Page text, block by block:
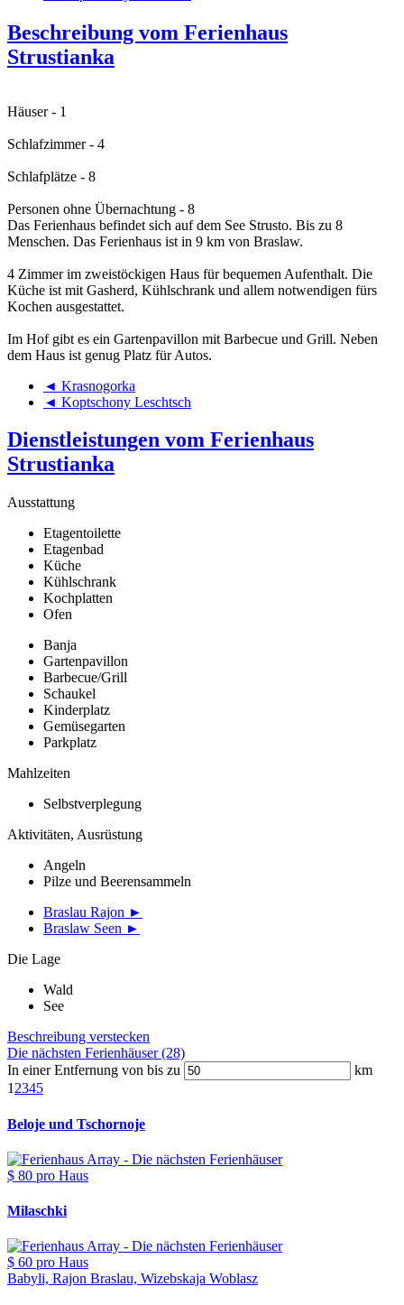
Beschreibung vom Ferienhaus
Strustianka
Häuser - 1
Schlafzimmer - 4
Schlafplätze - 8
Personen ohne Übernachtung - 8
Das Ferienhaus befindet sich auf dem See Strusto. Bis zu 8
Menschen. Das Ferienhaus ist in 9 km von Braslaw.
4 Zimmer im zweistöckigen Haus für bequemen Aufenthalt. Die
Küche ist mit Gasherd, Kühlschrank und allem notwendigen fürs
Kochen ausgestattet.
Im Hof gibt es ein Gartenpavillon mit Barbecue und Grill. Neben
dem Haus ist genug Platz für Autos.
◄ Krasnogorka
◄ Koptschony Leschtsch
Dienstleistungen vom Ferienhaus
Strustianka
Ausstattung
Etagentoilette
Etagenbad
Küche
Kühlschrank
Kochplatten
Ofen
Banja
Gartenpavillon
Barbecue/Grill
Schaukel
Kinderplatz
Gemüsegarten
Parkplatz
Mahlzeiten
Selbstverplegung
Aktivitäten, Ausrüstung
Angeln
Pilze und Beerensammeln
Braslau Rajon ►
Braslaw Seen ►
Die Lage
Wald
See
Beschreibung verstecken
Die nächsten Ferienhäuser (28)
In einer Entfernung von bis zu
km
1 2345
Beloje und Tschornoje
$ 80 pro Haus
Milaschki
$ 60 pro Haus
Babyli, Rajon Braslau, Wizebskaja Woblasz